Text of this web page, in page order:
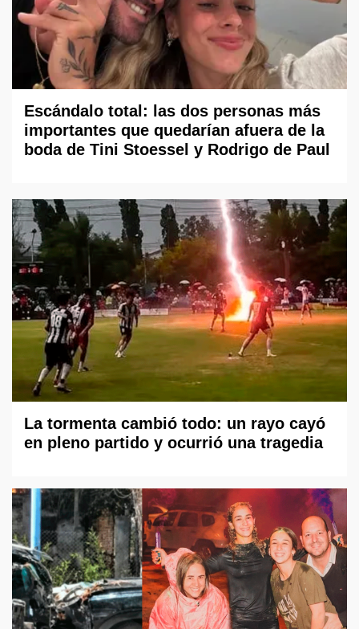
Escándalo total: las dos personas más
importantes que quedarían afuera de la
boda de Tini Stoessel y Rodrigo de Paul
La tormenta cambió todo: un rayo cayó
en pleno partido y ocurrió una tragedia